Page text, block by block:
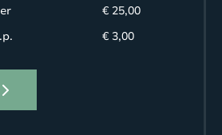
€ 25,00
€ 3,00